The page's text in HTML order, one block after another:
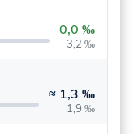
0,0 ‰
3,2 ‰
≈ 1,3 ‰
1,9 ‰